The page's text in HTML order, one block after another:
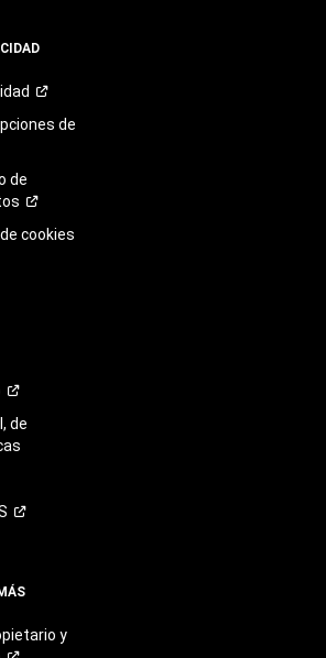
de
de
cookies
de
y